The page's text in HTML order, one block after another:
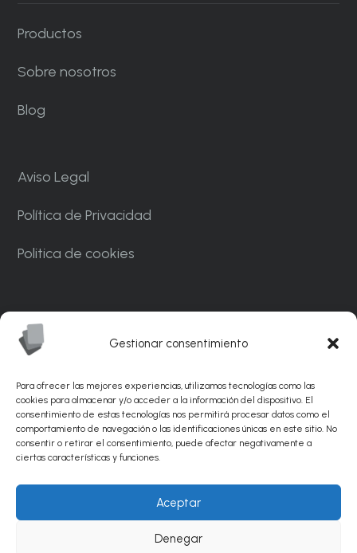
Gestionar consentimiento
Para ofrecer las mejores experiencias, utilizamos tecnologías como las
cookies para almacenar y/o acceder a la información del dispositivo. El
consentimiento de estas tecnologías nos permitirá procesar datos como el
comportamiento de navegación o las identificaciones únicas en este sitio. No
consentir o retirar el consentimiento, puede afectar negativamente a
ciertas características y funciones.
Aceptar
Denegar
Productos
Sobre nosotros
Blog
Aviso Legal
Política de Privacidad
Politica de cookies
Industrial CAN MASCARO La Palma de
info@sunflexabrasivos.com
936 881 538
© Sunflex Abrasivos 2026 |
PinkStone.Posicionamiento SEO de páginas web
por Agencia PinkStone.